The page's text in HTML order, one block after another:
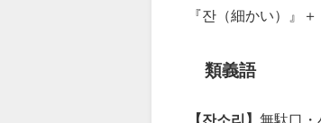
『잔（細かい）』
類義語
【잔소리】 無駄口・